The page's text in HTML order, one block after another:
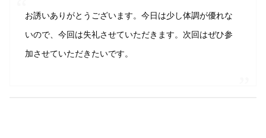
お誘いありがとうございます。今日は少し体調が優れな
いので、今回は失礼させていただきます。次回はぜひ参
加させていただきたいです。